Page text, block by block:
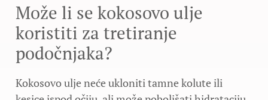
Može li se kokosovo ulje
koristiti za tretiranje
podočnjaka?
Kokosovo ulje neće ukloniti tamne kolute ili